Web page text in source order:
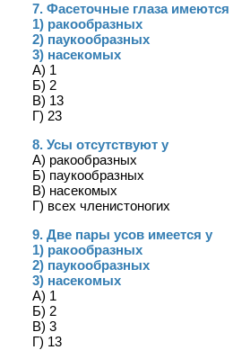
7. Фасеточные глаза имеются
1) ракообразных
2) паукообразных
3) насекомых
А) 1
Б) 2
В) 13
Г) 23
8. Усы отсутствуют у
А) ракообразных
Б) паукообразных
В) насекомых
Г) всех членистоногих
9. Две пары усов имеется у
1) ракообразных
2) паукообразных
3) насекомых
А) 1
Б) 2
В) 3
Г) 13